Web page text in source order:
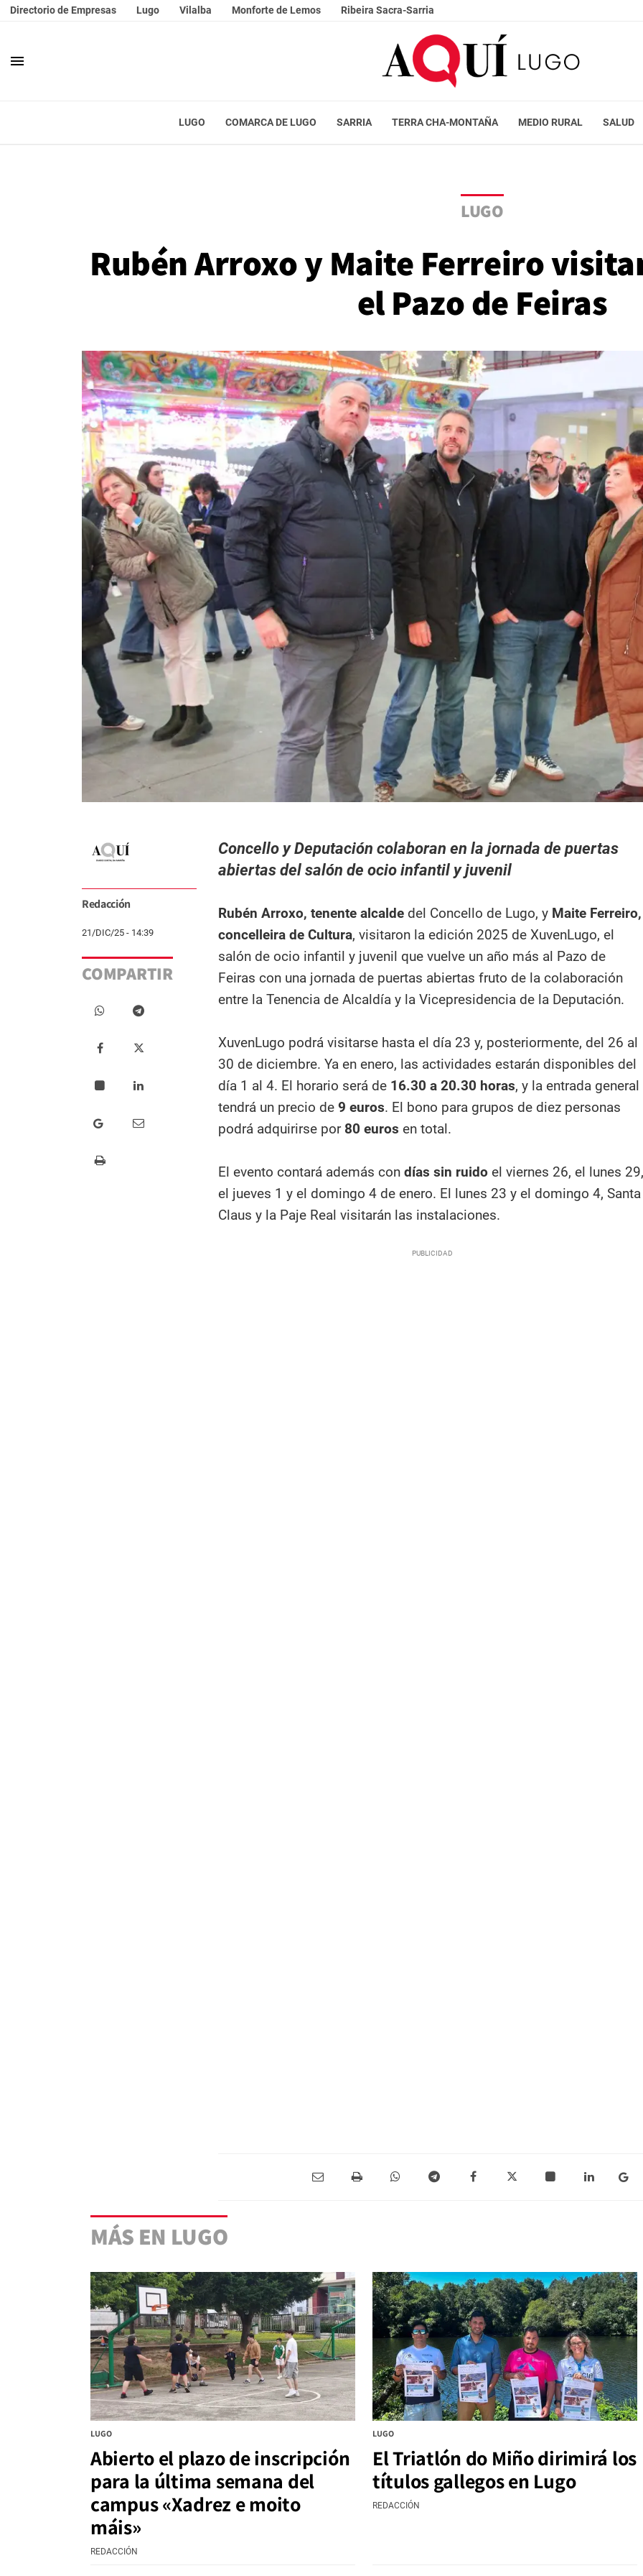
Directorio de Empresas Lugo Vilalba Monforte de Lemos Ribeira Sacra-Sarria
menu
LUGO COMARCA DE LUGO SARRIA TERRA CHA-MONTAÑA MEDIO RURAL SALUD
LUGO
Rubén Arroxo y Maite Ferreiro
el Pazo de Feiras
Redacción
21/DIC/25 - 14:39
COMPARTIR
Concello y Deputación colaboran en la jornada de puertas
abiertas del salón de ocio infantil y juvenil
Rubén Arroxo, tenente alcalde del Concello de Lugo, y Maite Ferreiro,
concelleira de Cultura, visitaron la edición 2025 de XuvenLugo, el
salón de ocio infantil y juvenil que vuelve un año más al Pazo de
Feiras con una jornada de puertas abiertas fruto de la colaboración
entre la Tenencia de Alcaldía y la Vicepresidencia de la Deputación.
XuvenLugo podrá visitarse hasta el día 23 y, posteriormente, del 26 al
30 de diciembre. Ya en enero, las actividades estarán disponibles del
día 1 al 4. El horario será de 16.30 a 20.30 horas, y la entrada general
tendrá un precio de 9 euros. El bono para grupos de diez personas
podrá adquirirse por 80 euros en total.
El evento contará además con días sin ruido el viernes 26, el lunes 29,
el jueves 1 y el domingo 4 de enero. El lunes 23 y el domingo 4, Santa
Claus y la Paje Real visitarán las instalaciones.
MÁS EN LUGO
LUGO
Abierto el plazo de inscripción
para la última semana del
campus «Xadrez e moito
máis»
REDACCIÓN
LUGO
El Triatlón do Miño dirimirá los
títulos gallegos en Lugo
REDACCIÓN